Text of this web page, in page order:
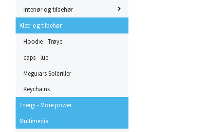
Interiør og tilbehør
Klær og tilbehør
Hoodie - Trøye
caps - lue
Meguiars Solbriller
Keychains
Energi - More power
Multimedia